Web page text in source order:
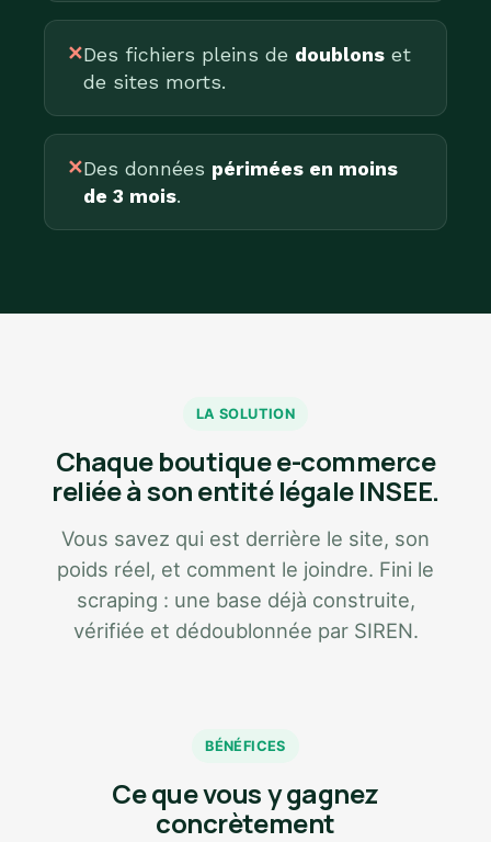
✕Des fichiers pleins de doublons et
de sites morts.
✕Des données périmées en moins
de 3 mois.
LA SOLUTION
Chaque boutique e-commerce
reliée à son entité légale INSEE.
Vous savez qui est derrière le site, son
poids réel, et comment le joindre. Fini le
scraping : une base déjà construite,
vérifiée et dédoublonnée par SIREN.
BÉNÉFICES
Ce que vous y gagnez
concrètement